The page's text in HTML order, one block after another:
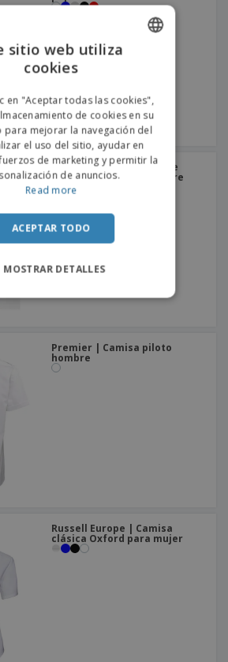
SOL'S | Camisa Oxford de
manga corta para hombre
Premier | Camisa piloto
hombre
Russell Europe | Camisa
clásica Oxford para mujer
SPANISH
sitio web utiliza
cookies
en "Aceptar todas las cookies",
de cookies en su
para mejorar la navegación del
el uso del sitio, ayudar en
de marketing y permitir la
de anuncios.
Read more
ACEPTAR TODO
MOSTRAR DETALLES